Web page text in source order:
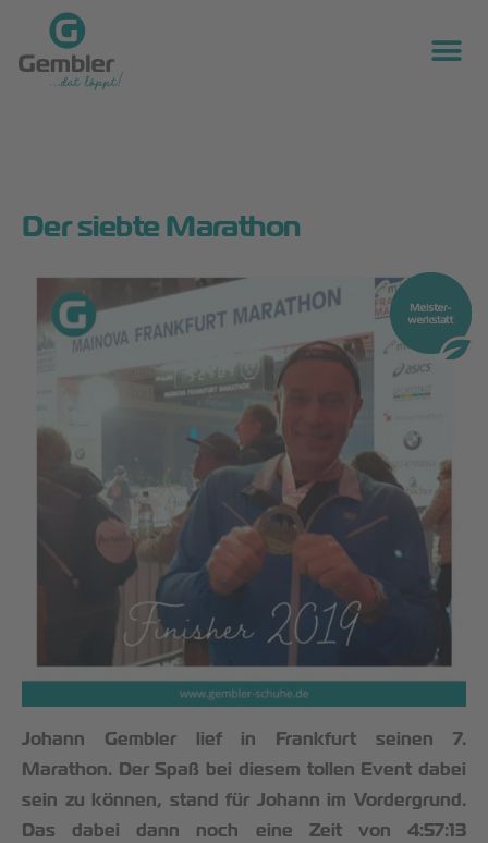
Der siebte Marathon
Johann Gembler lief in Frankfurt seinen 7.
Marathon. Der Spaß bei diesem tollen Event dabei
sein zu können, stand für Johann im Vordergrund.
Das dabei dann noch eine Zeit von 4:57:13